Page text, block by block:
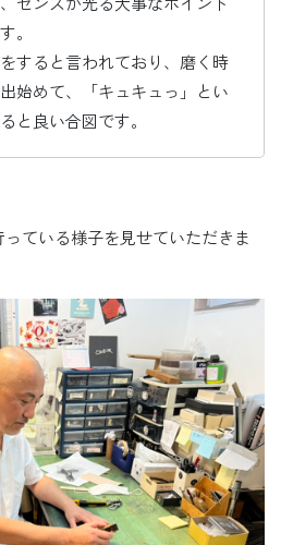
。
すると言われており、磨く時
始めて、「キュキュっ」とい
と良い合図です。
ている様子を見せていただきま